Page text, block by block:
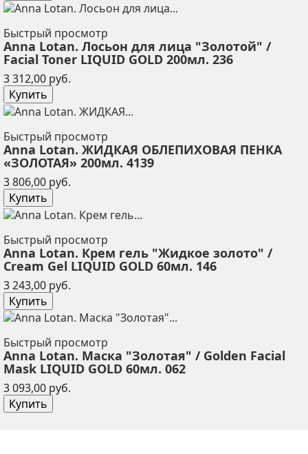
Быстрый просмотр
Anna Lotan. Лосьон для лица "Золотой" /
Facial Toner LIQUID GOLD 200мл. 236
3 312,00 руб.
Купить
Быстрый просмотр
Anna Lotan. ЖИДКАЯ ОБЛЕПИХОВАЯ ПЕНКА
«ЗОЛОТАЯ» 200мл. 4139
3 806,00 руб.
Купить
Быстрый просмотр
Anna Lotan. Крем гель "Жидкое золото" /
Cream Gel LIQUID GOLD 60мл. 146
3 243,00 руб.
Купить
Быстрый просмотр
Anna Lotan. Маска "Золотая" / Golden Facial
Mask LIQUID GOLD 60мл. 062
3 093,00 руб.
Купить